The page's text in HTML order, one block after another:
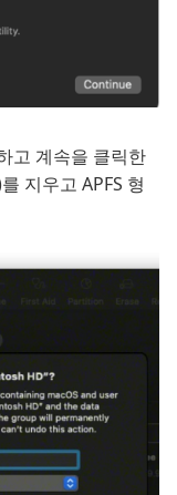
고 계속을 클릭한
지우고 APFS 형